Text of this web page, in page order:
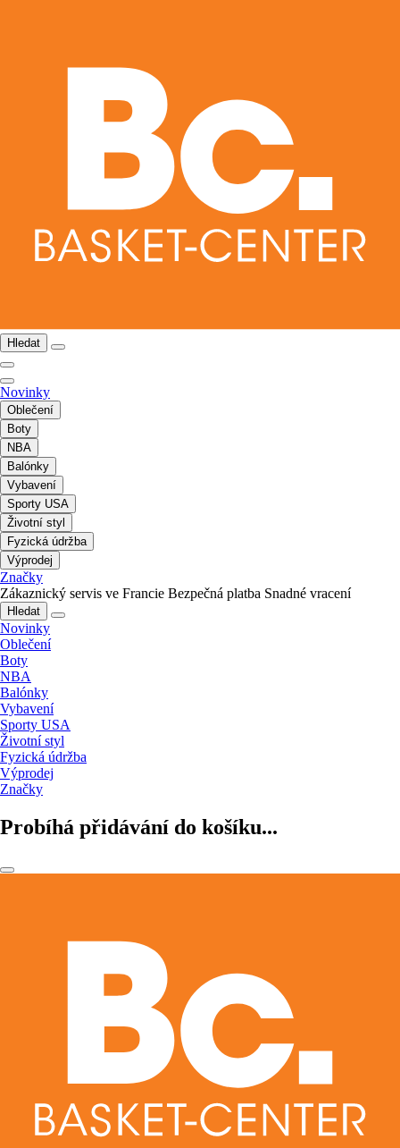
Hledat
Novinky
Oblečení
Boty
NBA
Balónky
Vybavení
Sporty USA
Životní styl
Fyzická údržba
Výprodej
Značky
Zákaznický servis ve Francie Bezpečná platba Snadné vracení
Hledat
Novinky
Oblečení
Boty
NBA
Balónky
Vybavení
Sporty USA
Životní styl
Fyzická údržba
Výprodej
Značky
Probíhá přidávání do košíku...